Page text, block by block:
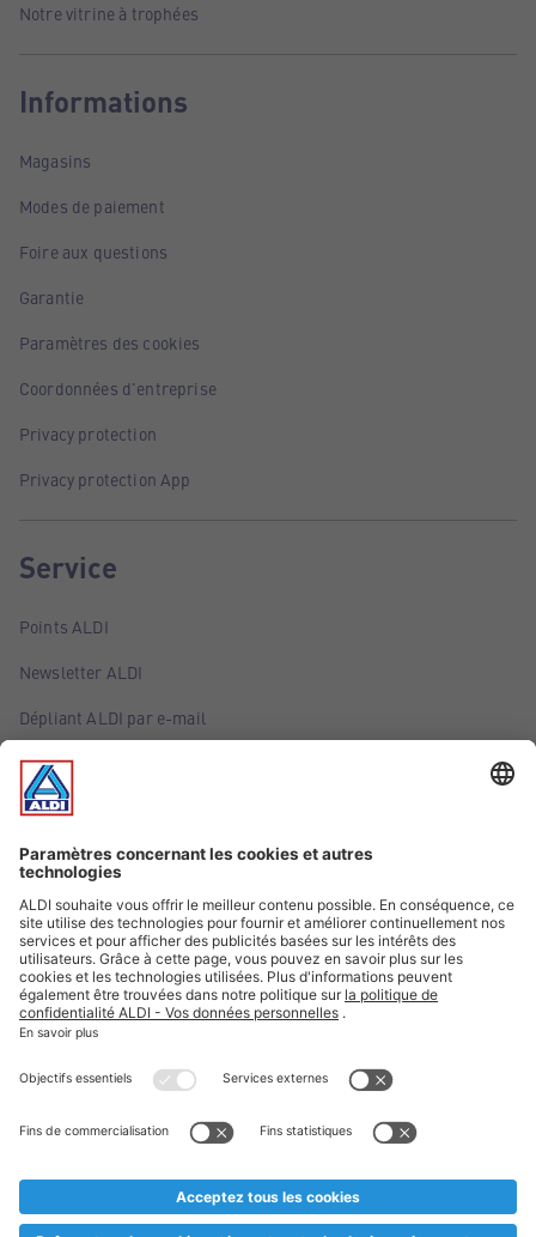
Notre vitrine à trophées
Informations
Magasins
Modes de paiement
Foire aux questions
Garantie
Paramètres des cookies
Coordonnées d'entreprise
Privacy protection
Privacy protection App
Service
Points ALDI
Newsletter ALDI
Dépliant ALDI par e-mail
Offres
Infos essentielles
Suivez ALDI Belgique
Textes marqués d'un astérisque et mentions légales
* Nous vendons ces articles temporairement et jusqu'à
au cas où, malgré le planning bien étudié, nous serions
prématurément en rupture de stock. Prix Recupel et TVA incl.
** Sur ce site, l’utilisation de la forme masculine a été adoptée